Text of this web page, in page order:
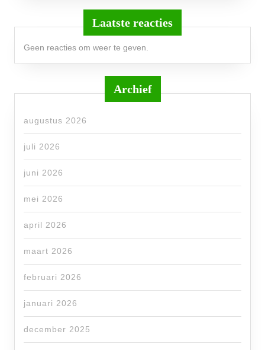
Laatste reacties
Geen reacties om weer te geven.
Archief
augustus 2026
juli 2026
juni 2026
mei 2026
april 2026
maart 2026
februari 2026
januari 2026
december 2025